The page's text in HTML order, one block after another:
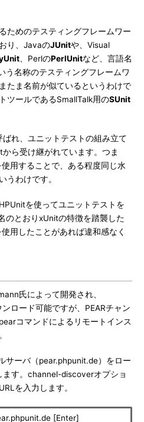
ためのテスティングフレームワー
り、JavaのJUnitや、Visual
、PerlのPerlUnitなど、言語名
う名称のテスティングフレームワ
たま名前が似ているというわけで
ツールであるSmallTalk用のSUnit
ばれ、ユニットテストの組み立て
ら受け継がれています。つま
用することで、ある程度同じ水
うわけです。
を使ってユニットテストを
のとおりxUnitの特徴を踏襲した
用したことがあれば違和感なく
氏によって開発され、
ロード可能ですが、PEARチャン
コマンドによるリモートインス
サーバ（pear.phpunit.de）をロー
ます。channel-discoverオプショ
を入力します。
[Enter]